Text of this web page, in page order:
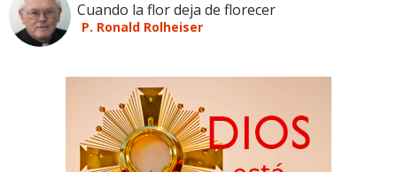
Cuando la flor deja de florecer
P. Ronald Rolheiser